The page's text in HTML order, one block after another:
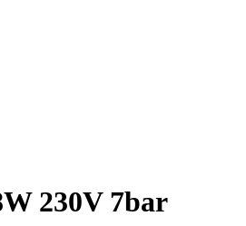
230V 7bar